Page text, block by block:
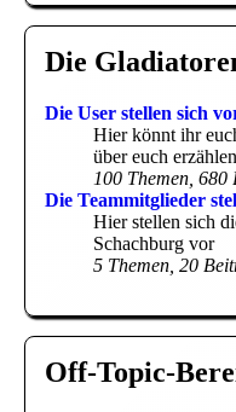
Die
Die User stellen sich
Hier könnt ihr
über euch erzählen
100 Themen, 680
Die Teammitglieder
Hier stellen sich
Schachburg vor
5 Themen, 20
Off-Topic-